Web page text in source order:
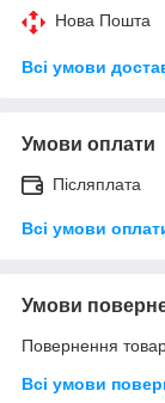
Нова Пошта
Всі умови
Умови оплати
Післяплата
Всі умови
Умови
Повернення
Всі умови